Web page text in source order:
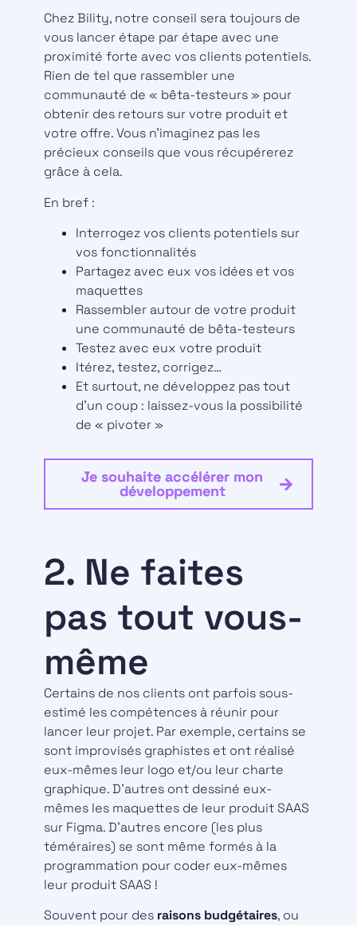
Chez Bility, notre conseil sera toujours de
vous lancer étape par étape avec une
proximité forte avec vos clients potentiels.
Rien de tel que rassembler une
communauté de « bêta-testeurs » pour
obtenir des retours sur votre produit et
votre offre. Vous n’imaginez pas les
précieux conseils que vous récupérerez
grâce à cela.
En bref :
Interrogez vos clients potentiels sur
vos fonctionnalités
Partagez avec eux vos idées et vos
maquettes
Rassembler autour de votre produit
une communauté de bêta-testeurs
Testez avec eux votre produit
Itérez, testez, corrigez…
Et surtout, ne développez pas tout
d’un coup : laissez-vous la possibilité
de « pivoter »
Je souhaite accélérer mon
développement
2. Ne faites
pas tout vous-
même
Certains de nos clients ont parfois sous-
estimé les compétences à réunir pour
lancer leur projet. Par exemple, certains se
sont improvisés graphistes et ont réalisé
eux-mêmes leur logo et/ou leur charte
graphique. D’autres ont dessiné eux-
mêmes les maquettes de leur produit SAAS
sur Figma. D’autres encore (les plus
téméraires) se sont même formés à la
programmation pour coder eux-mêmes
leur produit SAAS !
Souvent pour des raisons budgétaires, ou